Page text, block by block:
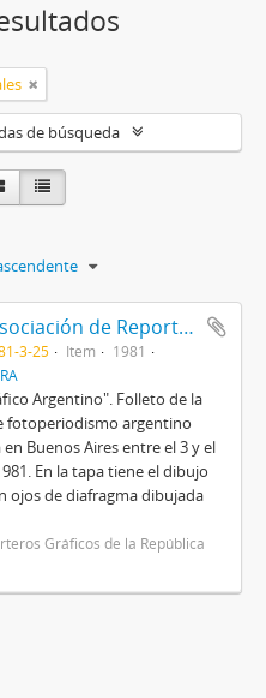
de búsqueda
Catálogo 25: Asociación de Reporteros Gráficos de la República Argentina
3-25 Item
1981
Argentino". Folleto de la
fotoperiodismo argentino
Buenos Aires entre el 3 y el
En la tapa tiene el dibujo
ojos de diafragma dibujada
Gráficos de la República